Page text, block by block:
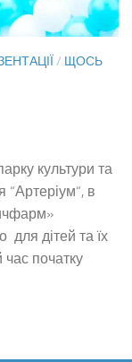
/ ЩОСЬ
культури та
“Артеріум“, в
для дітей та їх
час початку